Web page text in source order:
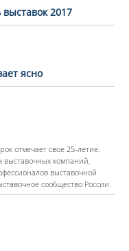
2017
ясно
отмечает свое 25-летие.
выставочных компаний,
выставочной
сообщество России.